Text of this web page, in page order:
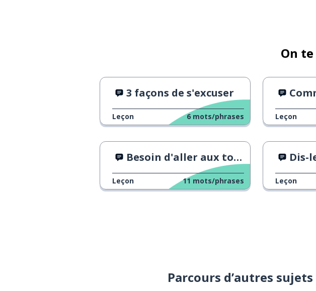
On
3 façons de s'excuser
Leçon 6 mots/phrases Leçon
Besoin d'aller aux toilettes
Leçon 11 mots/phrases
Dis-le
Leçon
Parcours d’autres